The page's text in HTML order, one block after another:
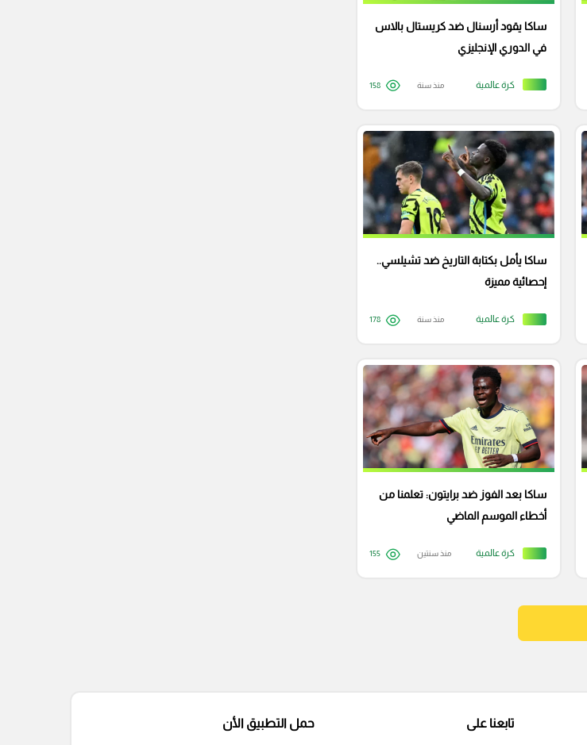
كرة عالمية
ساكا يقود أرسنال ضد كريستال بالاس
في الدوري الإنجليزي
منذ سنة 158
كرة عالمية
ساكا يأمل بكتابة التاريخ ضد تشيلسي..
إحصائية مميزة
منذ سنة 178
كرة عالمية
ساكا بعد الفوز ضد برايتون: تعلمنا من
أخطاء الموسم الماضي
منذ سنتين 155
تابعنا على حمل التطبيق الأن